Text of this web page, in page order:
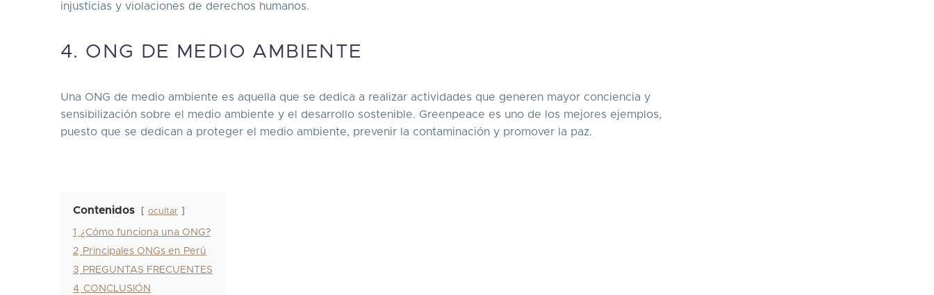
injusticias y violaciones de derechos humanos.
4. ONG DE MEDIO AMBIENTE
Una ONG de medio ambiente es aquella que se dedica a realizar actividades que generen mayor conciencia y
sensibilización sobre el medio ambiente y el desarrollo sostenible. Greenpeace es uno de los mejores ejemplos,
puesto que se dedican a proteger el medio ambiente, prevenir la contaminación y promover la paz.
Contenidos ocultar
1 ¿Cómo funciona una ONG?
2 Principales ONGs en Perú
3 PREGUNTAS FRECUENTES
4 CONCLUSIÓN